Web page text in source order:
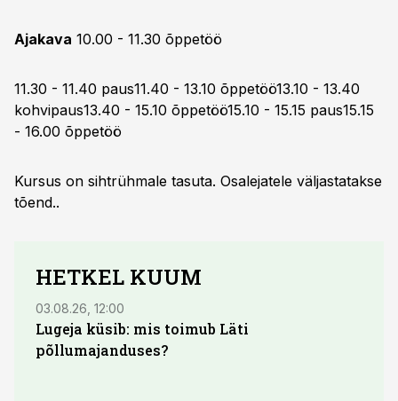
Ajakava 10.00 - 11.30 õppetöö
11.30 - 11.40 paus11.40 - 13.10 õppetöö13.10 - 13.40
kohvipaus13.40 - 15.10 õppetöö15.10 - 15.15 paus15.15
- 16.00 õppetöö
Kursus on sihtrühmale tasuta. Osalejatele väljastatakse
tõend..
HETKEL KUUM
03.08.26, 12:00
Lugeja küsib: mis toimub Läti
põllumajanduses?